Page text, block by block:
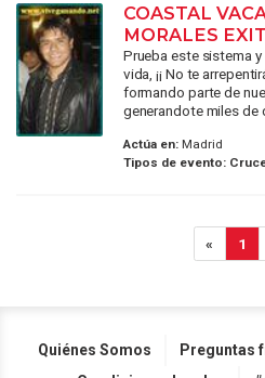
COASTAL
MORALES
Prueba este sistema
vida, ¡¡ No te
formando parte de
generandote miles de
Actúa en:Madrid
Tipos de evento:
« 1
Quiénes Somos Preguntas